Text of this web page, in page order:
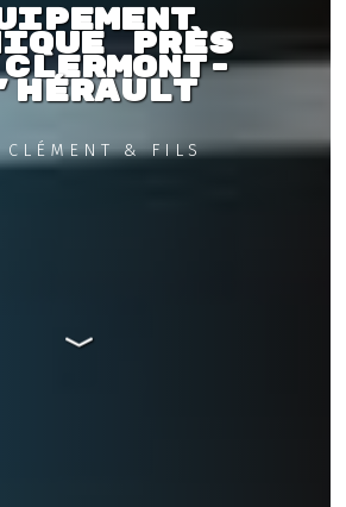
près
CLÉMENT & FILS